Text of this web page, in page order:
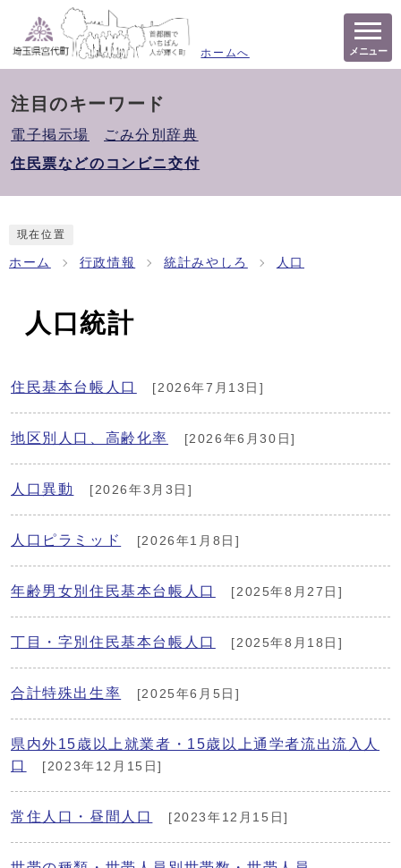
ホームへ メニュー
注目のキーワード
電子掲示場
ごみ分別辞典
住民票などのコンビニ交付
現在位置
ホーム 行政情報 統計みやしろ 人口
人口統計
住民基本台帳人口 [2026年7月13日]
地区別人口、高齢化率 [2026年6月30日]
人口異動 [2026年3月3日]
人口ピラミッド [2026年1月8日]
年齢男女別住民基本台帳人口 [2025年8月27日]
丁目・字別住民基本台帳人口 [2025年8月18日]
合計特殊出生率 [2025年6月5日]
県内外15歳以上就業者・15歳以上通学者流出流入人
口
[2023年12月15日]
常住人口・昼間人口 [2023年12月15日]